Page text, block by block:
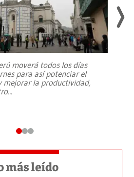
moverá todos los días
para así potenciar el
mejorar la productividad,
...
más leído